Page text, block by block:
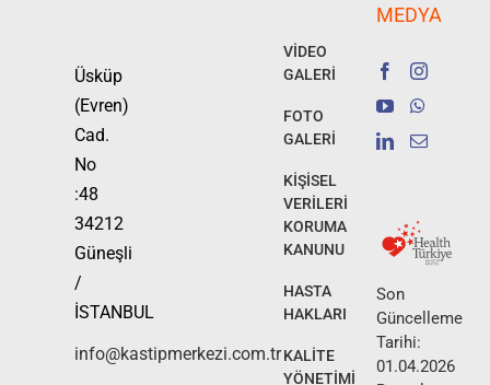
Üsküp
(Evren)
Cad.
No
:48
34212
Güneşli
/
İSTANBUL
info@kastipmerkezi.com.tr
VİDEO
GALERİ
FOTO
GALERİ
KİŞİSEL
VERİLERİ
KORUMA
KANUNU
HASTA
HAKLARI
KALİTE
YÖNETİMİ
MEDYA
Son
Güncelleme
Tarihi:
01.04.2026